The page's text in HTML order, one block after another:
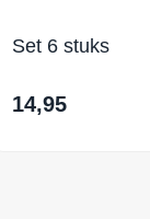
Set 6 stuks
14,95